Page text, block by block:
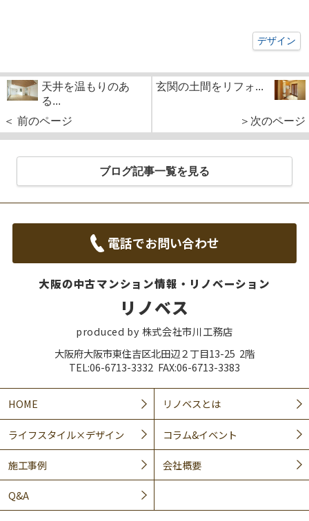
デザイン
天井を温もりのあ
る...
＜ 前のページ
玄関の土間をリフォ...
＞次のページ
ブログ記事一覧を見る
電話でお問い合わせ
大阪の中古マンション情報・リノベーション
リノベス
produced by 株式会社市川工務店
大阪府大阪市東住吉区北田辺２丁目13-25 2階
TEL:06-6713-3332 FAX:06-6713-3383
HOME リノベスとは
ライフスタイル×デザイン コラム&イベント
施工事例 会社概要
Q&A